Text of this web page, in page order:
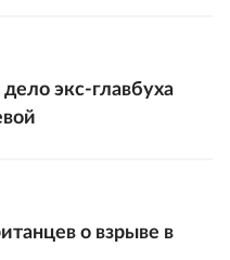
экс-главбуха
о взрыве в